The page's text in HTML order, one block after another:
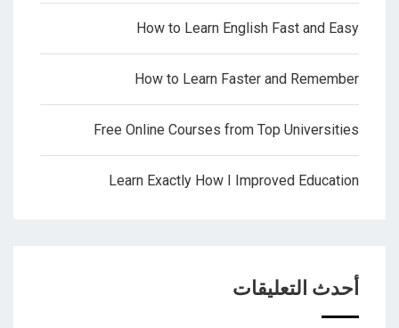
How to Learn English Fast and Easy
How to Learn Faster and Remember
Free Online Courses from Top Universities
Learn Exactly How I Improved Education
أحدث التعليقات